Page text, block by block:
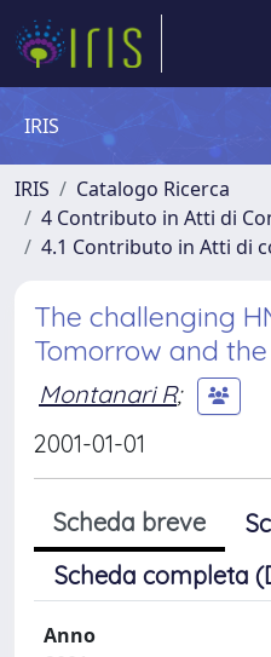
IRIS
IRIS
Catalogo Ricerca
4 Contributo in Atti di
4.1 Contributo in Atti di
The challenging
Tomorrow and
Montanari R;
2001-01-01
Scheda breve
Scheda completa
Anno